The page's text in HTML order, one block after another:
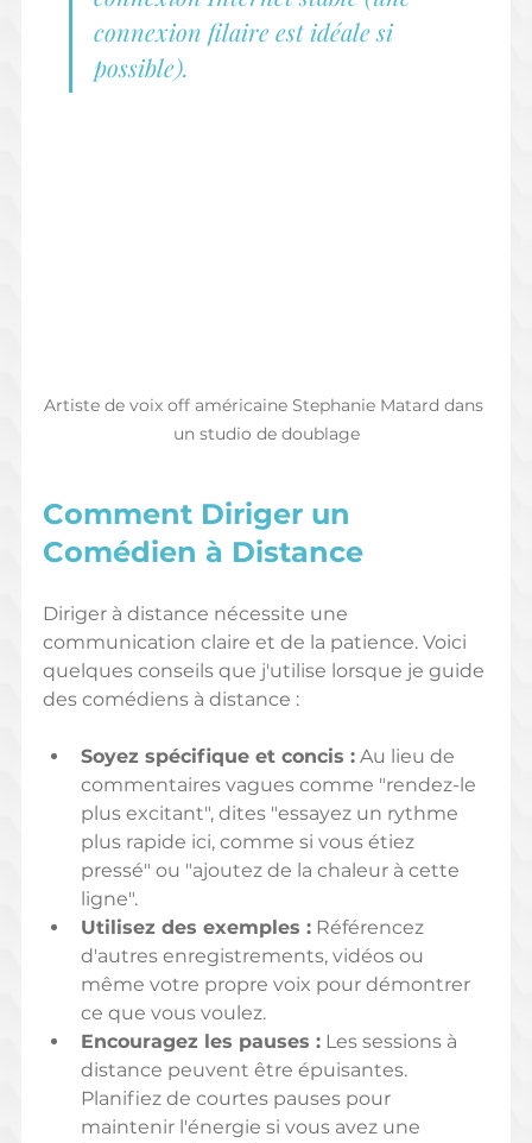
connexion filaire est idéale si
possible).
Artiste de voix off américaine Stephanie Matard dans
un studio de doublage
Comment Diriger un
Comédien à Distance
Diriger à distance nécessite une
communication claire et de la patience. Voici
quelques conseils que j'utilise lorsque je guide
des comédiens à distance :
Soyez spécifique et concis : Au lieu de
commentaires vagues comme "rendez-le
plus excitant", dites "essayez un rythme
plus rapide ici, comme si vous étiez
pressé" ou "ajoutez de la chaleur à cette
ligne".
Utilisez des exemples : Référencez
d'autres enregistrements, vidéos ou
même votre propre voix pour démontrer
ce que vous voulez.
Encouragez les pauses : Les sessions à
distance peuvent être épuisantes.
Planifiez de courtes pauses pour
maintenir l'énergie si vous avez une